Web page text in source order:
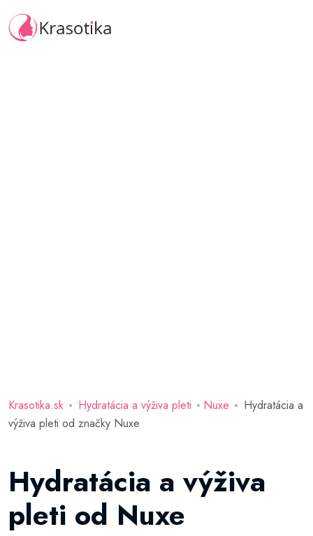
Krasotika.sk Hydratácia a výživa pleti Nuxe
Hydratácia a
výživa pleti od značky Nuxe
Hydratácia a výživa
pleti od Nuxe